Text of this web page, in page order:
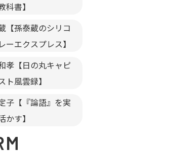
科書】
【孫泰蔵のシリコ
ーエクスプレス】
孝【日の丸キャピ
ト風雲録】
子【『論語』を実
かす】